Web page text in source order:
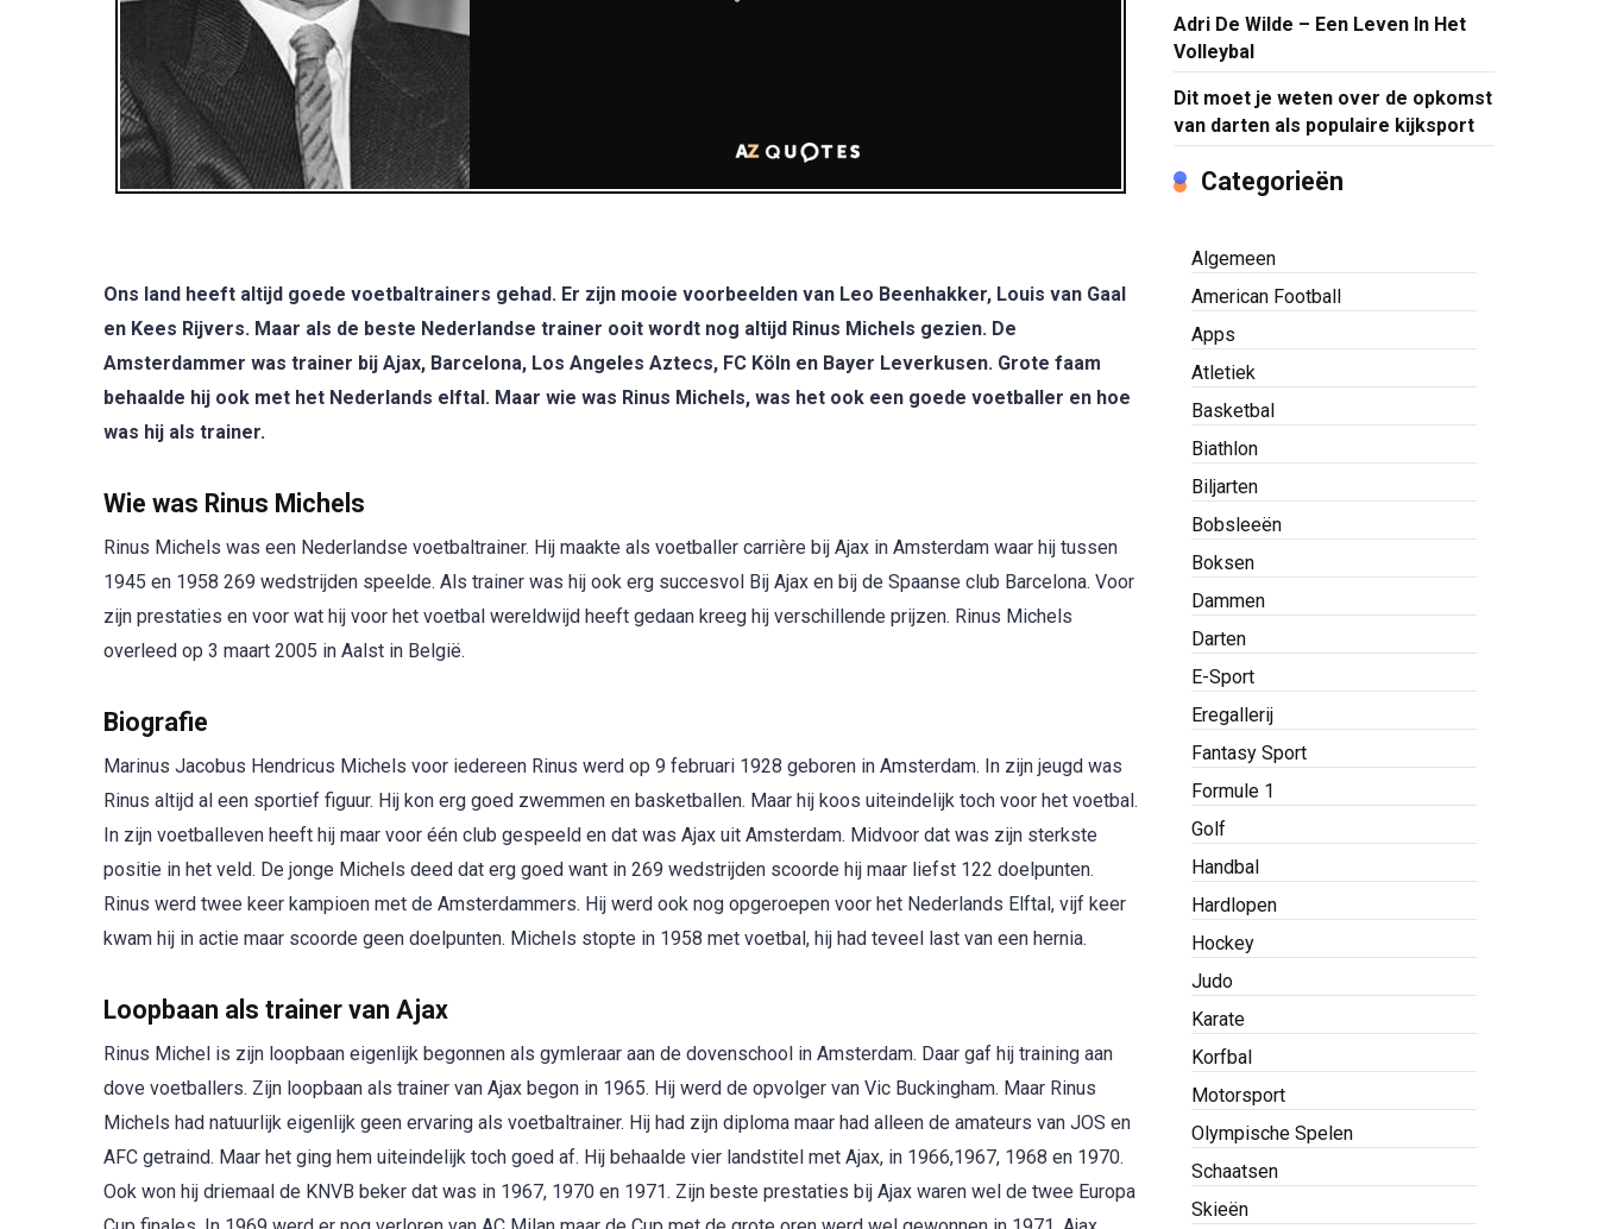
Ons land heeft altijd goede voetbaltrainers gehad. Er zijn mooie voorbeelden van Leo Beenhakker, Louis van Gaal
en Kees Rijvers. Maar als de beste Nederlandse trainer ooit wordt nog altijd Rinus Michels gezien. De
Amsterdammer was trainer bij Ajax, Barcelona, Los Angeles Aztecs, FC Köln en Bayer Leverkusen. Grote faam
behaalde hij ook met het Nederlands elftal. Maar wie was Rinus Michels, was het ook een goede voetballer en hoe
was hij als trainer.
Wie was Rinus Michels
Rinus Michels was een Nederlandse voetbaltrainer. Hij maakte als voetballer carrière bij Ajax in Amsterdam waar hij tussen
1945 en 1958 269 wedstrijden speelde. Als trainer was hij ook erg succesvol Bij Ajax en bij de Spaanse club Barcelona. Voor
zijn prestaties en voor wat hij voor het voetbal wereldwijd heeft gedaan kreeg hij verschillende prijzen. Rinus Michels
overleed op 3 maart 2005 in Aalst in België.
Biografie
Marinus Jacobus Hendricus Michels voor iedereen Rinus werd op 9 februari 1928 geboren in Amsterdam. In zijn jeugd was
Rinus altijd al een sportief figuur. Hij kon erg goed zwemmen en basketballen. Maar hij koos uiteindelijk toch voor het voetbal.
In zijn voetballeven heeft hij maar voor één club gespeeld en dat was Ajax uit Amsterdam. Midvoor dat was zijn sterkste
positie in het veld. De jonge Michels deed dat erg goed want in 269 wedstrijden scoorde hij maar liefst 122 doelpunten.
Rinus werd twee keer kampioen met de Amsterdammers. Hij werd ook nog opgeroepen voor het Nederlands Elftal, vijf keer
kwam hij in actie maar scoorde geen doelpunten. Michels stopte in 1958 met voetbal, hij had teveel last van een hernia.
Loopbaan als trainer van Ajax
Rinus Michel is zijn loopbaan eigenlijk begonnen als gymleraar aan de dovenschool in Amsterdam. Daar gaf hij training aan
dove voetballers. Zijn loopbaan als trainer van Ajax begon in 1965. Hij werd de opvolger van Vic Buckingham. Maar Rinus
Michels had natuurlijk eigenlijk geen ervaring als voetbaltrainer. Hij had zijn diploma maar had alleen de amateurs van JOS en
AFC getraind. Maar het ging hem uiteindelijk toch goed af. Hij behaalde vier landstitel met Ajax, in 1966,1967, 1968 en 1970.
Ook won hij driemaal de KNVB beker dat was in 1967, 1970 en 1971. Zijn beste prestaties bij Ajax waren wel de twee Europa
Adri De Wilde – Een Leven In Het
Volleybal
Dit moet je weten over de opkomst
van darten als populaire kijksport
Categorieën
Algemeen
American Football
Apps
Atletiek
Basketbal
Biathlon
Biljarten
Bobsleeën
Boksen
Dammen
Darten
E-Sport
Eregallerij
Fantasy Sport
Formule 1
Golf
Handbal
Hardlopen
Hockey
Judo
Karate
Korfbal
Motorsport
Olympische Spelen
Schaatsen
Skieën